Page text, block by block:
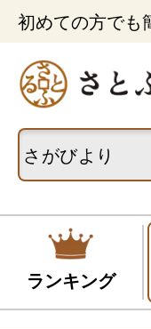
初めての方でも
ランキング